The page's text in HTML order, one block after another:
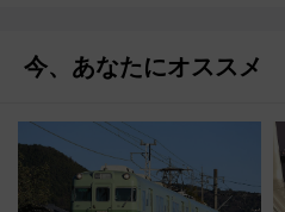
今、あなたにオススメ